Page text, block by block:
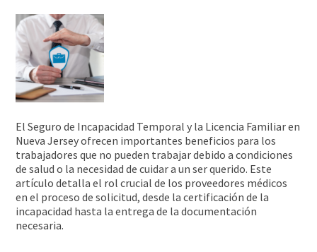
El Seguro de Incapacidad Temporal y la Licencia Familiar en
Nueva Jersey ofrecen importantes beneficios para los
trabajadores que no pueden trabajar debido a condiciones
de salud o la necesidad de cuidar a un ser querido. Este
artículo detalla el rol crucial de los proveedores médicos
en el proceso de solicitud, desde la certificación de la
incapacidad hasta la entrega de la documentación
necesaria.